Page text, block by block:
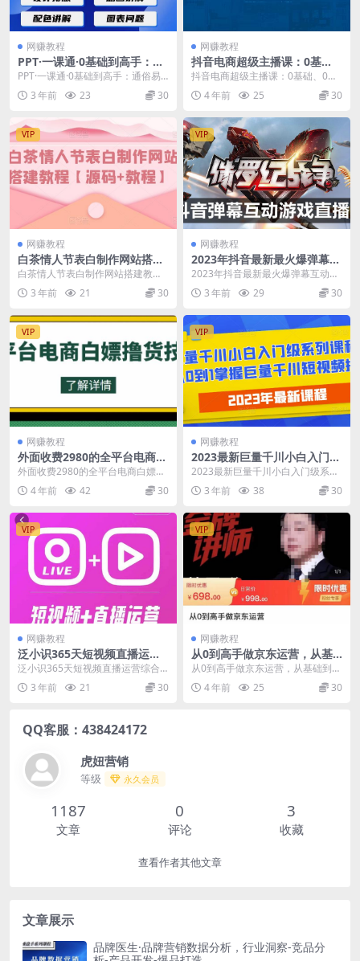
网赚教程
PPT·一课通·0基础到高手：通
俗易懂快速掌握PPT的各种应
用场合
PPT·一课通·0基础到高手：通俗易
懂快速掌握PPT的各种应用场合 零
基础到高手...
3 年前 23 30
网赚教程
抖音电商超级主播课：0基
础、0粉丝、0流量、爆单实
操！
抖音电商超级主播课：0基础、0粉
丝、0流量、爆单实操！ 课程大纲
第一节：&am...
4 年前 25 30
VIP
网赚教程
白茶情人节表白制作网站搭建
教程【源码+教程】
白茶情人节表白制作网站搭建教程
【源码+教程】 这是由白茶写的一
款表白网源码，随着...
3 年前 21 30
VIP
网赚教程
2023年抖音最新最火爆弹幕互
动游戏–侏罗纪战争【软件+开
播教程+起号教程+兔费对接报
白+0粉兔费开通直播权限】
2023年抖音最新最火爆弹幕互动游
戏–侏罗纪战争【软件+开播教程
+起...3 年前 29 30
VIP
网赚教程
外面收费2980的全平台电商白
嫖撸货技术，想要的商品随便
外面收费2980的全平台电商白嫖撸
货技术，想要的商品随便撸，轻松
月入过万 项目内...
4 年前 42 30
VIP
网赚教程
2023最新巨量千川小白入门级
系列课程，从0到1掌握巨量千
2023最新巨量千川小白入门级系列
课程，从0到1掌握巨量千川短视频
投放 课程目录...
3 年前 38 30
VIP
网赚教程
泛小识365天短视频直播运营
综合辅导课程，干货满满，新
手必学
泛小识365天短视频直播运营综合
辅导课程，干货满满，新手必学 课
程目录： 01前...
3 年前 21 30
VIP
网赚教程
从0到高手做京东运营，从基
础到高级，带你玩转京东电商
平台
从0到高手做京东运营，从基础到高
级，带你玩转京东电商平台 课程目
录： 1、不一样...
4 年前 25 30
QQ客服：438424172
虎妞营销
等级 永久会员
1187
文章
0
评论
3
收藏
查看作者其他文章
文章展示
品牌医生·品牌营销数据分析，行业洞察-竞品分